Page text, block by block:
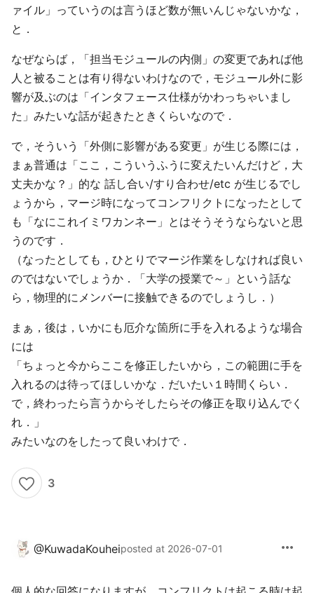
ァイル」っていうのは言うほど数が無いんじゃないかな，
と．
なぜならば，「担当モジュールの内側」の変更であれば他
人と被ることは有り得ないわけなので，モジュール外に影
響が及ぶのは「インタフェース仕様がかわっちゃいまし
た」みたいな話が起きたときくらいなので．
で，そういう「外側に影響がある変更」が生じる際には，
まぁ普通は「ここ，こういうふうに変えたいんだけど，大
丈夫かな？」的な 話し合い/すり合わせ/etc が生じるでし
ょうから，マージ時になってコンフリクトになったとして
も「なにこれイミワカンネー」とはそうそうならないと思
うのです．
（なったとしても，ひとりでマージ作業をしなければ良い
のではないでしょうか．「大学の授業で～」という話な
ら，物理的にメンバーに接触できるのでしょうし．）
まぁ，後は，いかにも厄介な箇所に手を入れるような場合
には
「ちょっと今からここを修正したいから，この範囲に手を
入れるのは待ってほしいかな．だいたい１時間くらい．
で，終わったら言うからそしたらその修正を取り込んでく
れ．」
みたいなのをしたって良いわけで．
3
@KuwadaKouheiposted at 2026-07-01 more_horiz